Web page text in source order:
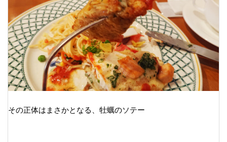
その正体はまさかとなる、牡蠣のソテー